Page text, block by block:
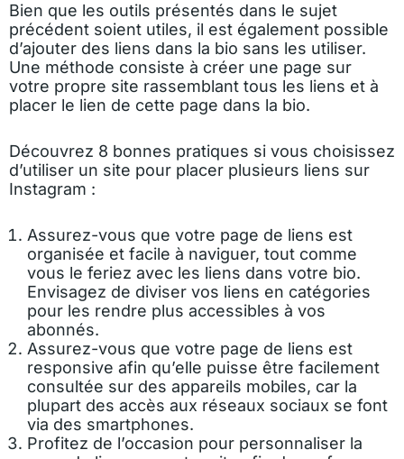
Bien que les outils présentés dans le sujet
précédent soient utiles, il est également possible
d’ajouter des liens dans la bio sans les utiliser.
Une méthode consiste à créer une page sur
votre propre site rassemblant tous les liens et à
placer le lien de cette page dans la bio.
Découvrez 8 bonnes pratiques si vous choisissez
d’utiliser un site pour placer plusieurs liens sur
Instagram :
Assurez-vous que votre page de liens est
organisée et facile à naviguer, tout comme
vous le feriez avec les liens dans votre bio.
Envisagez de diviser vos liens en catégories
pour les rendre plus accessibles à vos
abonnés.
Assurez-vous que votre page de liens est
responsive afin qu’elle puisse être facilement
consultée sur des appareils mobiles, car la
plupart des accès aux réseaux sociaux se font
via des smartphones.
Profitez de l’occasion pour personnaliser la